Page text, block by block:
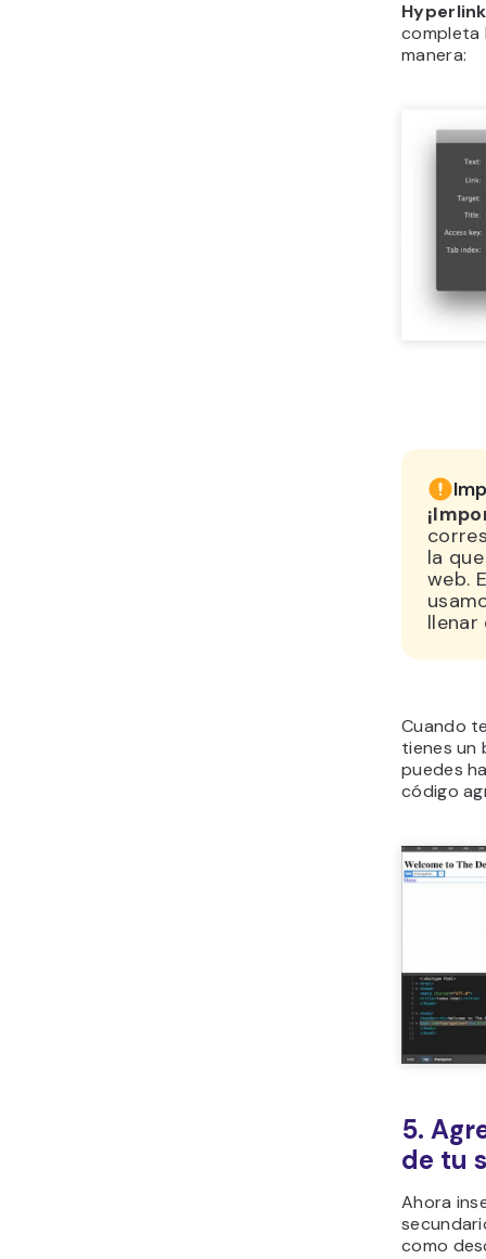
Hyperlink
completa
manera:
la
web.
llenar
Cuando
tienes un
puedes
código
5.
de tu
Ahora
como